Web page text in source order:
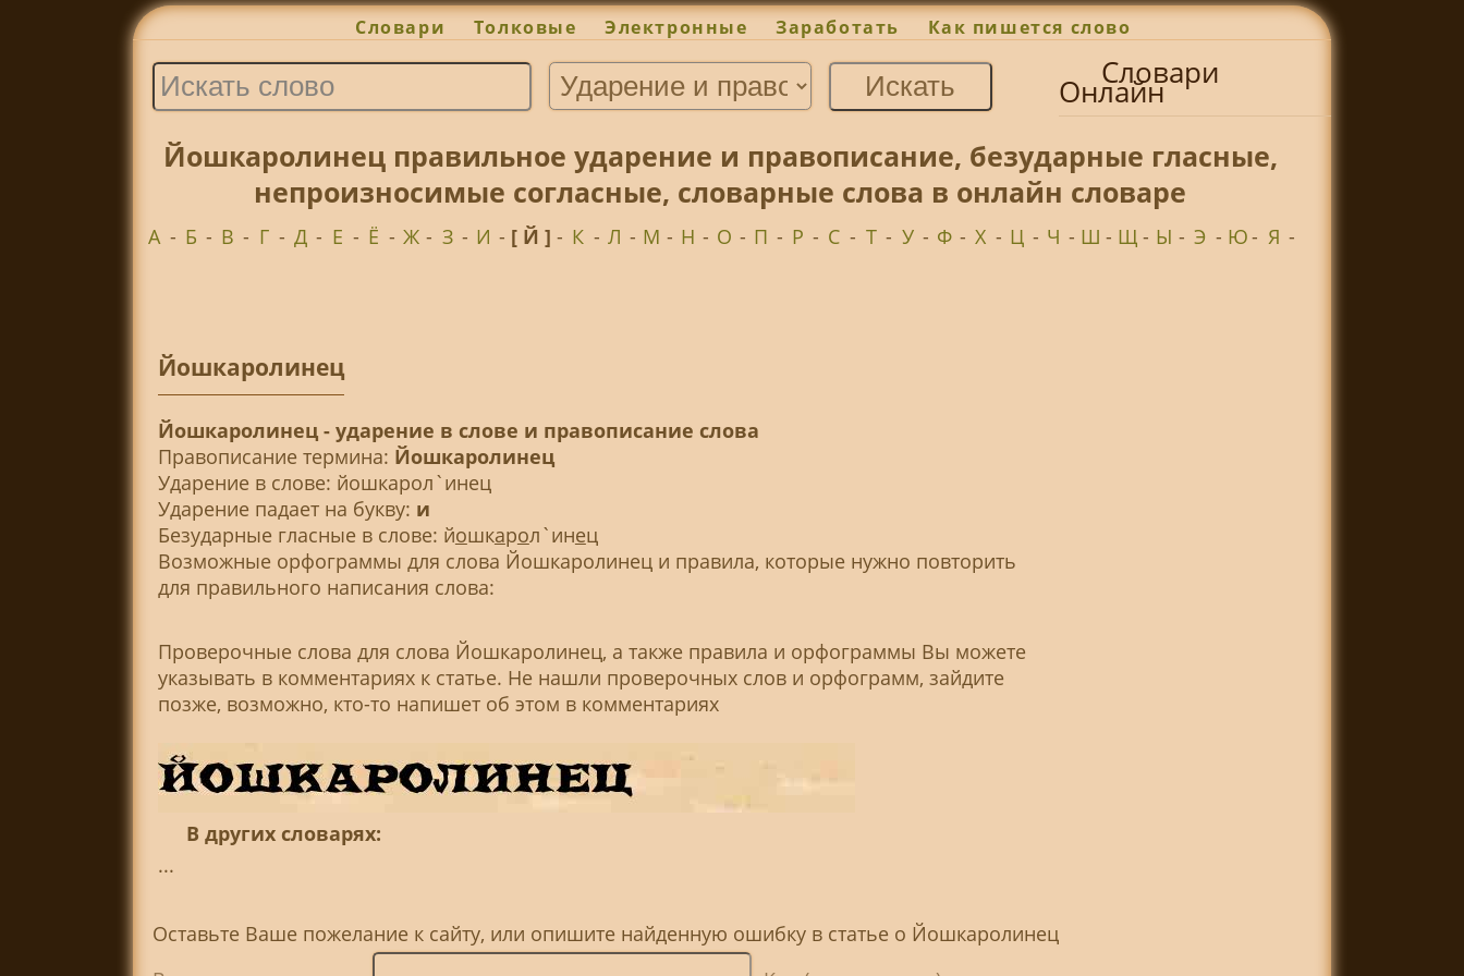
Словари Толковые Электронные Заработать Как пишется слово
Словари
Онлайн
Йошкаролинец правильное ударение и правописание, безударные гласные,
непроизносимые согласные, словарные слова в онлайн словаре
А - Б - В - Г - Д - Е - Ё - Ж - З - И - [ Й ]- К - Л - М - Н - О - П - Р - С - Т - У - Ф - Х - Ц - Ч - Ш - Щ- Ы - Э - Ю- Я -
Йошкаролинец
Йошкаролинец - ударение в слове и правописание слова
Правописание термина: Йошкаролинец
Ударение в слове: йошкарол`инец
Ударение падает на букву: и
Безударные гласные в слове: йошкарол`инец
Возможные орфограммы для слова Йошкаролинец и правила, которые нужно повторить
для правильного написания слова:
Проверочные слова для слова Йошкаролинец, а также правила и орфограммы Вы можете
указывать в комментариях к статье. Не нашли проверочных слов и орфограмм, зайдите
позже, возможно, кто-то напишет об этом в комментариях
В других словарях:
...
Оставьте Ваше пожелание к сайту, или опишите найденную ошибку в статье о Йошкаролинец